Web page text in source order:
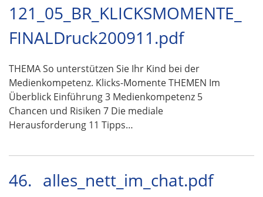
121_05_BR_KLICKSMOMENTE_
FINALDruck200911.pdf
THEMA So unterstützen Sie Ihr Kind bei der
Medienkompetenz. Klicks-Momente THEMEN Im
Überblick Einführung 3 Medienkompetenz 5
Chancen und Risiken 7 Die mediale
Herausforderung 11 Tipps…
46. alles_nett_im_chat.pdf